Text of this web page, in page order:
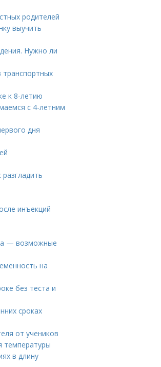
родителей
выучить
Нужно ли
транспортных
к 8-летию
с 4-летним
дня
инъекций
— возможные
на
без теста и
сроках
от учеников
температуры
в длину